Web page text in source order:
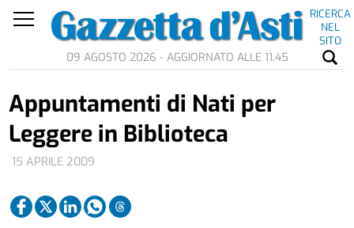
RICERCA
NEL
SITO
09 AGOSTO 2026 - AGGIORNATO ALLE 11.45
15 APRILE 2009
Appuntamenti di Nati per
Leggere in Biblioteca